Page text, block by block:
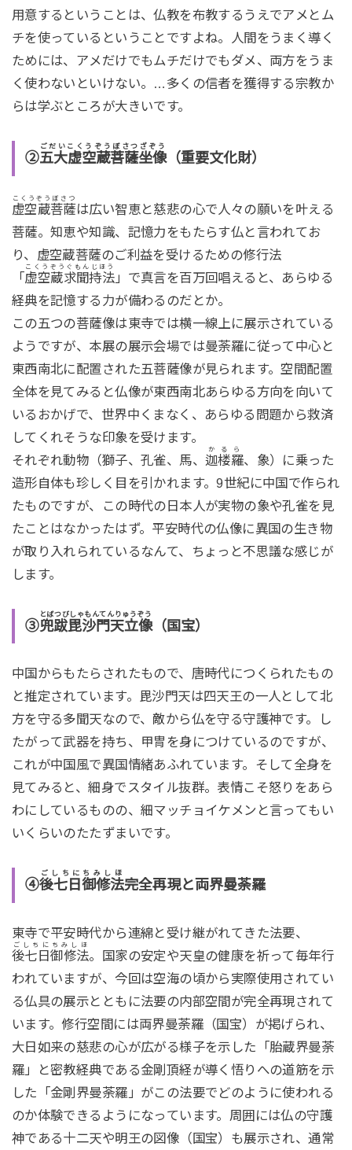
用意するということは、仏教を布教するうえでアメとム
チを使っているということですよね。人間をうまく導く
ためには、アメだけでもムチだけでもダメ、両方をうま
く使わないといけない。…多くの信者を獲得する宗教か
らは学ぶところが大きいです。
②五大虚空蔵菩薩坐像
ごだいこくうぞうぼさつざぞう
（重要文化財）
虚空蔵菩薩
こくうぞうぼさつ
は広い智恵と慈悲の心で人々の願いを叶える
菩薩。知恵や知識、記憶力をもたらす仏と言われてお
り、虚空蔵菩薩のご利益を受けるための修行法
「虚空蔵求聞持法
こくうぞうぐもんじほう
」で真言を百万回唱えると、あらゆる
経典を記憶する力が備わるのだとか。
この五つの菩薩像は東寺では横一線上に展示されている
ようですが、本展の展示会場では曼荼羅に従って中心と
東西南北に配置された五菩薩像が見られます。空間配置
全体を見てみると仏像が東西南北あらゆる方向を向いて
いるおかげで、世界中くまなく、あらゆる問題から救済
してくれそうな印象を受けます。
それぞれ動物（獅子、孔雀、馬、 迦楼羅
かるら
、象）に乗った
造形自体も珍しく目を引かれます。9世紀に中国で作られ
たものですが、この時代の日本人が実物の象や孔雀を見
たことはなかったはず。平安時代の仏像に異国の生き物
が取り入れられているなんて、ちょっと不思議な感じが
します。
③兜跋毘沙門天立像
とばつびしゃもんてんりゅうぞう
（国宝）
中国からもたらされたもので、唐時代につくられたもの
と推定されています。毘沙門天は四天王の一人として北
方を守る多聞天なので、敵から仏を守る守護神です。し
たがって武器を持ち、甲冑を身につけているのですが、
これが中国風で異国情緒あふれています。そして全身を
見てみると、細身でスタイル抜群。表情こそ怒りをあら
わにしているものの、細マッチョイケメンと言ってもい
いくらいのたたずまいです。
④後七日御修法
ごしちにちみしほ
完全再現と両界曼荼羅
東寺で平安時代から連綿と受け継がれてきた法要、
後七日御修法
ごしちにちみしほ
。国家の安定や天皇の健康を祈って毎年行
われていますが、今回は空海の頃から実際使用されてい
る仏具の展示とともに法要の内部空間が完全再現されて
います。修行空間には両界曼荼羅（国宝）が掲げられ、
大日如来の慈悲の心が広がる様子を示した「胎蔵界曼荼
羅」と密教経典である金剛頂経が導く悟りへの道筋を示
した「金剛界曼荼羅」がこの法要でどのように使われる
のか体験できるようになっています。周囲には仏の守護
神である十二天や明王の図像（国宝）も展示され、通常